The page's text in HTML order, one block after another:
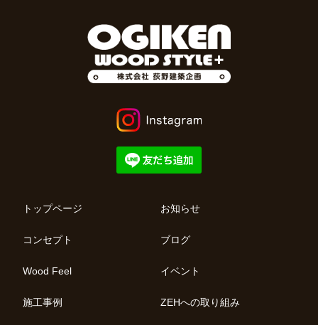
トップページ
コンセプト
Wood Feel
施工事例
お知らせ
ブログ
イベント
ZEHへの取り組み